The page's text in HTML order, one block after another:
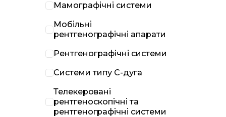
Мамографічні системи
Мобільні
рентгенографічні апарати
Рентгенографічні системи
Системи типу С-дуга
Телекеровані
рентгеноскопічні та
рентгенографічні системи